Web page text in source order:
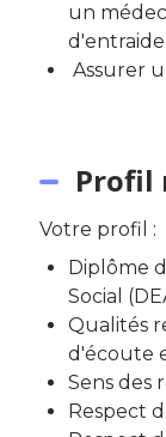
un
Assurer
Profil
Votre profil :
Diplôme
Social
Qualités
d'écoute
Sens des
Respect